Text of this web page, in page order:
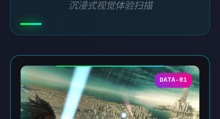
沉浸式视觉体验扫描
DATA-01